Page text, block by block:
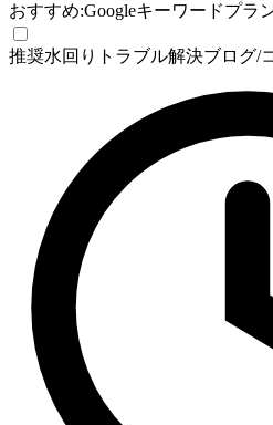
おすすめ:Googleキーワードプラ
推奨水回りトラブル解決ブログ/